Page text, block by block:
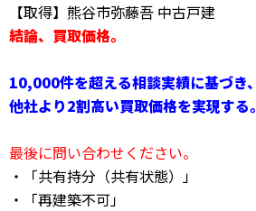
【取得】熊谷市弥藤吾 中古戸建
結論、買取価格。
10,000件を超える相談実績に基づき、
他社より2割高い買取価格を実現する。
最後に問い合わせください。
・「共有持分（共有状態）」
・「再建築不可」